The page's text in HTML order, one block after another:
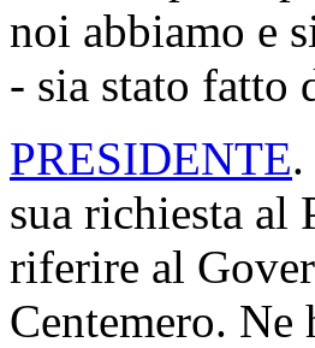
noi abbiamo e
- sia stato fatto
PRESIDENTE
sua richiesta al
riferire al
Centemero. Ne